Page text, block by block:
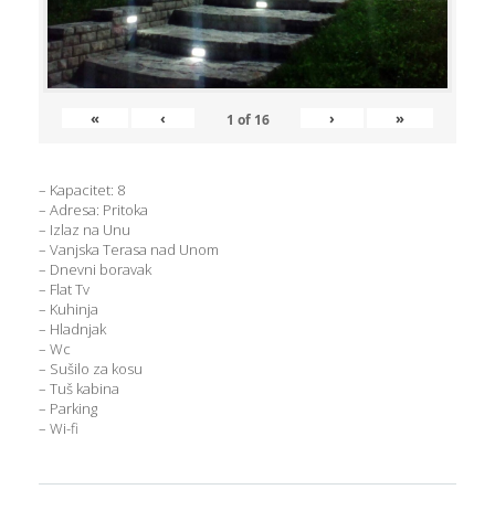
« ‹ 1 of 16 › »
– Kapacitet: 8
– Adresa: Pritoka
– Izlaz na Unu
– Vanjska Terasa nad Unom
– Dnevni boravak
– Flat Tv
– Kuhinja
– Hladnjak
– Wc
– Sušilo za kosu
– Tuš kabina
– Parking
– Wi-fi